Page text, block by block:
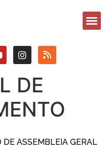
DE
ASSEMBLEIA GERAL